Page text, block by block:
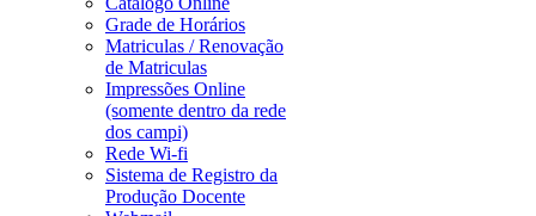
Grade de Horários
Matriculas / Renovação
de Matriculas
Impressões Online
(somente dentro da rede
dos campi)
Rede Wi-fi
Sistema de Registro da
Produção Docente